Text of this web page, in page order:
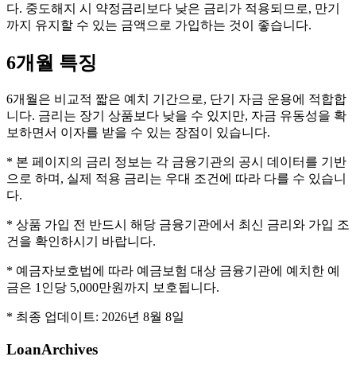
다. 중도해지 시 약정금리보다 낮은 금리가 적용되므로, 만기
까지 유지할 수 있는 금액으로 가입하는 것이 좋습니다.
6개월 특징
6개월은 비교적 짧은 예치 기간으로, 단기 자금 운용에 적합합
니다. 금리는 장기 상품보다 낮을 수 있지만, 자금 유동성을 확
보하면서 이자를 받을 수 있는 장점이 있습니다.
* 본 페이지의 금리 정보는 각 금융기관의 공시 데이터를 기반
으로 하며, 실제 적용 금리는 우대 조건에 따라 다를 수 있습니
다.
* 상품 가입 전 반드시 해당 금융기관에서 최신 금리와 가입 조
건을 확인하시기 바랍니다.
* 예금자보호법에 따라 예금보험 대상 금융기관에 예치한 예
금은 1인당 5,000만원까지 보호됩니다.
* 최종 업데이트: 2026년 8월 8일
LoanArchives